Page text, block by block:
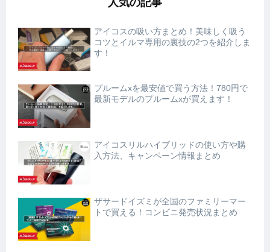
アイコスの吸い方まとめ！美味しく吸う
コツとイルマ専用の裏技の2つを紹介しま
す！
プルームxを最安値で買う方法！780円で
最新モデルのプルームxが買えます！
アイコスリルハイブリッドの使い方や購
入方法、キャンペーン情報まとめ
ザサードイズミが全国のファミリーマー
トで買える！コンビニ発売状況まとめ